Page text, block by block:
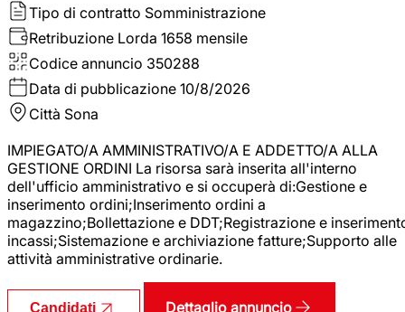
Tipo di contratto Somministrazione
Retribuzione Lorda 1658 mensile
Codice annuncio 350288
Data di pubblicazione 10/8/2026
Città Sona
IMPIEGATO/A AMMINISTRATIVO/A E ADDETTO/A ALLA
GESTIONE ORDINI La risorsa sarà inserita all'interno
dell'ufficio amministrativo e si occuperà di:Gestione e
inserimento ordini;Inserimento ordini a
magazzino;Bollettazione e DDT;Registrazione e
incassi;Sistemazione e archiviazione fatture;Supporto alle
attività amministrative ordinarie.
Candidati Dettaglio annuncio